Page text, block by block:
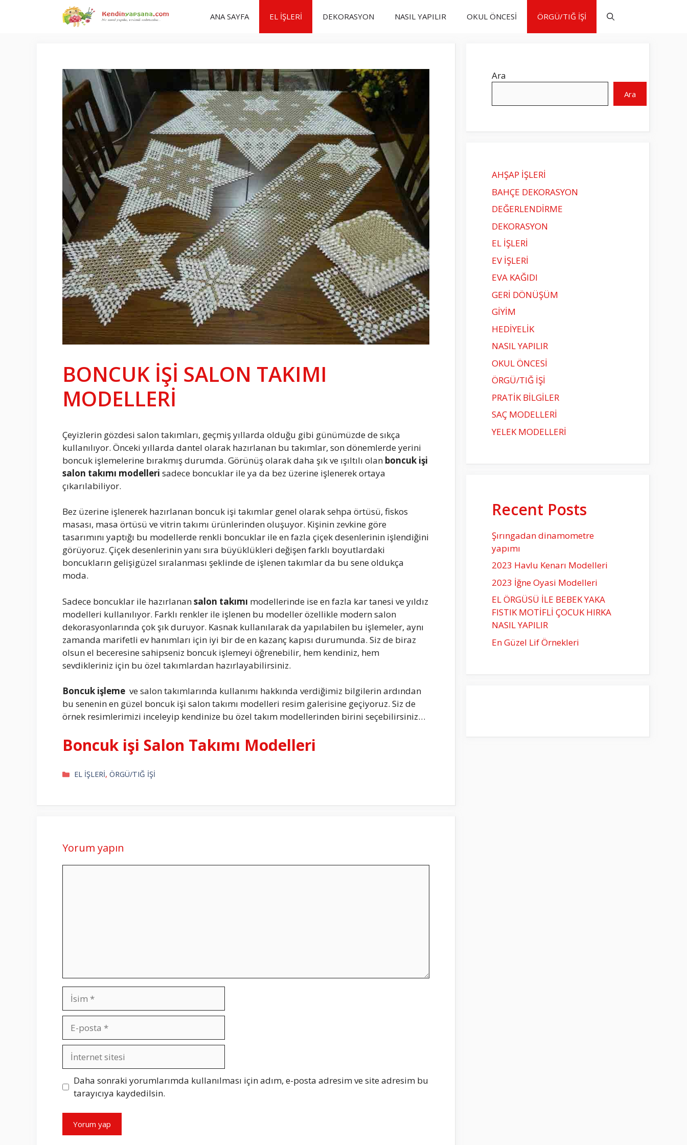
ANA SAYFA EL İŞLERİ DEKORASYON NASIL YAPILIR OKUL ÖNCESİ ÖRGÜ/TIĞ İŞİ
BONCUK İŞİ SALON TAKIMI
MODELLERİ
Çeyizlerin gözdesi salon takımları, geçmiş yıllarda olduğu gibi günümüzde de sıkça
kullanılıyor. Önceki yıllarda dantel olarak hazırlanan bu takımlar, son dönemlerde yerini
boncuk işlemelerine bırakmış durumda. Görünüş olarak daha şık ve ışıltılı olan boncuk işi
salon takımı modelleri sadece boncuklar ile ya da bez üzerine işlenerek ortaya
çıkarılabiliyor.
Bez üzerine işlenerek hazırlanan boncuk işi takımlar genel olarak sehpa örtüsü, fiskos
masası, masa örtüsü ve vitrin takımı ürünlerinden oluşuyor. Kişinin zevkine göre
tasarımını yaptığı bu modellerde renkli boncuklar ile en fazla çiçek desenlerinin işlendiğini
görüyoruz. Çiçek desenlerinin yanı sıra büyüklükleri değişen farklı boyutlardaki
boncukların gelişigüzel sıralanması şeklinde de işlenen takımlar da bu sene oldukça
moda.
Sadece boncuklar ile hazırlanansalon takımı modellerinde ise en fazla kar tanesi ve yıldız
modelleri kullanılıyor. Farklı renkler ile işlenen bu modeller özellikle modern salon
dekorasyonlarında çok şık duruyor. Kasnak kullanılarak da yapılabilen bu işlemeler, aynı
zamanda marifetli ev hanımları için iyi bir de en kazanç kapısı durumunda. Siz de biraz
olsun el beceresine sahipseniz boncuk işlemeyi öğrenebilir, hem kendiniz, hem
sevdikleriniz için bu özel takımlardan hazırlayabilirsiniz.
Boncuk işleme ve salon takımlarında kullanımı hakkında verdiğimiz bilgilerin ardından
bu senenin en güzel boncuk işi salon takımı modelleri resim galerisine geçiyoruz. Siz de
örnek resimlerimizi inceleyip kendinize bu özel takım modellerinden birini seçebilirsiniz…
Boncuk işi Salon Takımı Modelleri
Kategoriler
EL İŞLERİ,ÖRGÜ/TIĞ İŞİ
Yorum yapın
İsim
posta
İnternet
sitesi
Daha sonraki yorumlarımda kullanılması için adım, e-posta adresim ve site adresim bu
tarayıcıya kaydedilsin.
Ara
Ara
AHŞAP İŞLERİ
BAHÇE DEKORASYON
DEĞERLENDİRME
DEKORASYON
EL İŞLERİ
EV İŞLERİ
EVA KAĞIDI
GERİ DÖNÜŞÜM
GİYİM
HEDİYELİK
NASIL YAPILIR
OKUL ÖNCESİ
ÖRGÜ/TIĞ İŞİ
PRATİK BİLGİLER
SAÇ MODELLERİ
YELEK MODELLERİ
Recent Posts
Şırıngadan dinamometre
yapımı
2023 Havlu Kenarı Modelleri
2023 İğne Oyasi Modelleri
EL ÖRGÜSÜ İLE BEBEK YAKA
FISTIK MOTİFLİ ÇOCUK HIRKA
NASIL YAPILIR
En Güzel Lif Örnekleri